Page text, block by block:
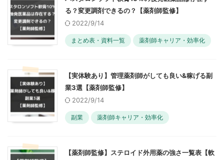
る？変更調剤できるの？【薬剤師監修】
2022/9/14
まとめ表・資料一覧 薬剤師キャリア・効率化
【実体験あり】管理薬剤師がしても良い&稼げる副
業3選【薬剤師監修】
2022/9/14
副業 薬剤師キャリア・効率化
【薬剤師監修】ステロイド外用薬の強さ一覧表【軟